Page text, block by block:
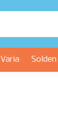
Varia Solden